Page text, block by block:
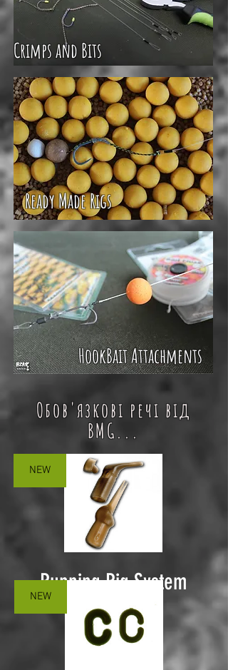
Crimps and Bits
Ready Made Rigs
HookBait Attachments
Обов'язкові речі від
BMG...
NEW
Running Rig System
NEW